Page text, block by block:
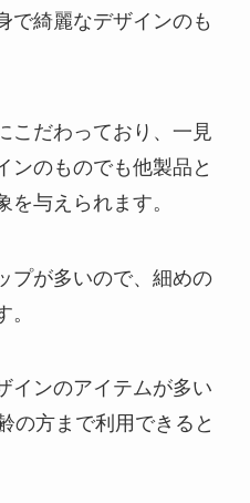
で綺麗なデザインのも
こだわっており、一見
ンのものでも他製品と
を与えられます。
プが多いので、細めの
インのアイテムが多い
の方まで利用できると